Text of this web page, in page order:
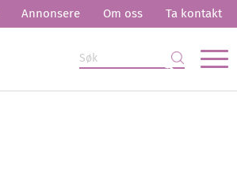
Annonsere Om oss Ta kontakt